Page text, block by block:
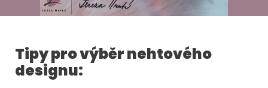
Tipy pro výběr nehtového
designu: